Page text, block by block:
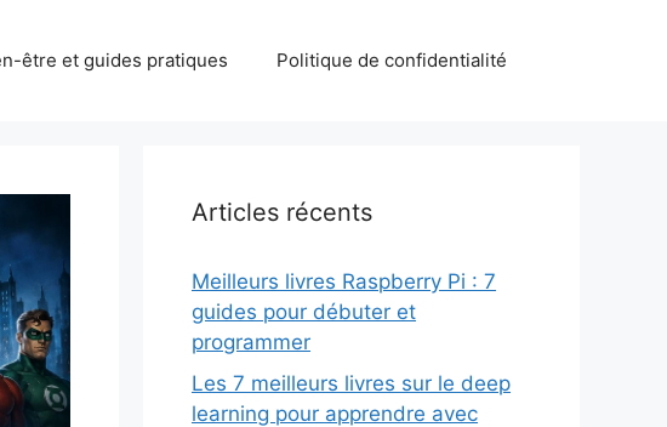
être et guides pratiques Politique de confidentialité
Articles récents
Meilleurs livres Raspberry Pi : 7
guides pour débuter et
programmer
Les 7 meilleurs livres sur le deep
learning pour apprendre avec